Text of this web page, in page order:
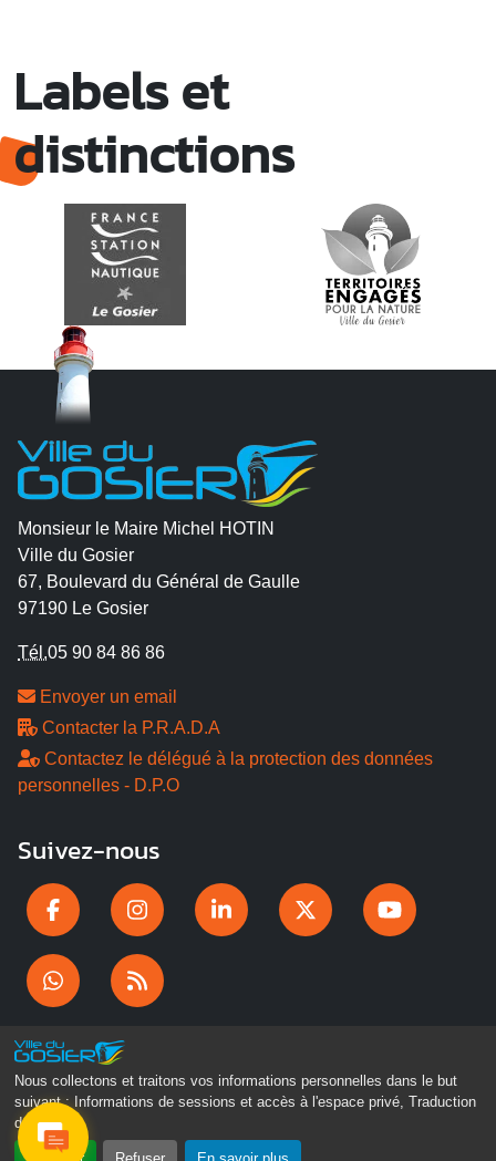
Nous collectons et traitons vos informations personnelles dans le but
suivant :
Informations de sessions et accès à l'espace privé, Traduction
des pages .
Labels et
distinctions
Monsieur le Maire Michel HOTIN
Ville du Gosier
67, Boulevard du Général de Gaulle
97190 Le Gosier
Tél.05 90 84 86 86
Envoyer un email
Contacter la P.R.A.D.A
Contactez le délégué à la protection des données
personnelles - D.P.O
Suivez-nous